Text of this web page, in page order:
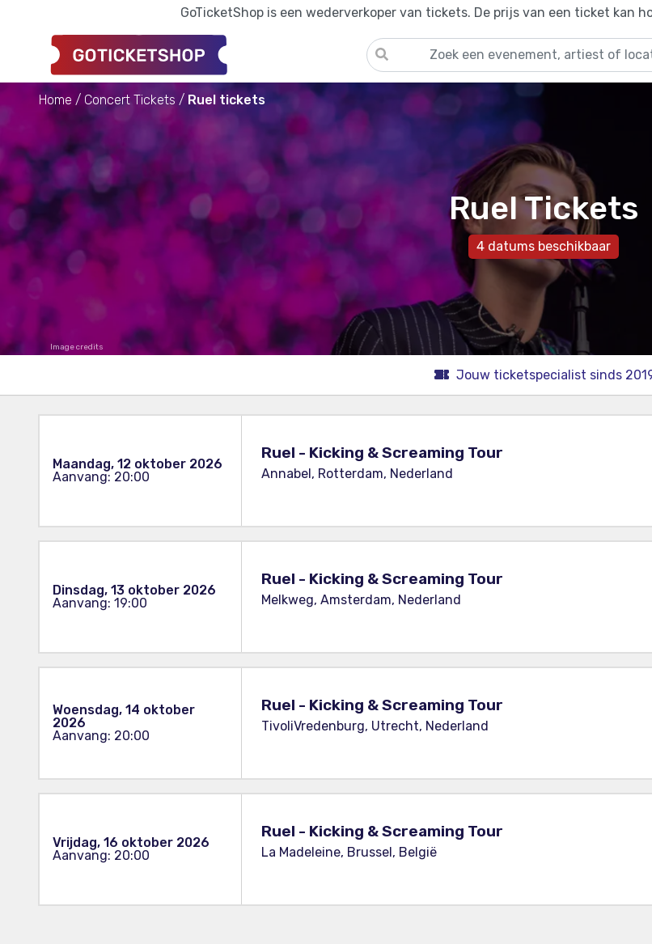
GoTicketShop is een wederverkoper van tickets. De prijs van een ticket kan
Home Concert Tickets Ruel tickets
Ruel Tickets
4 datums beschikbaar
Image credits
Jouw ticketspecialist sinds
Maandag, 12 oktober 2026
Aanvang: 20:00
Ruel - Kicking & Screaming Tour
Annabel, Rotterdam, Nederland
Dinsdag, 13 oktober 2026
Aanvang: 19:00
Ruel - Kicking & Screaming Tour
Melkweg, Amsterdam, Nederland
Woensdag, 14 oktober
2026
Aanvang: 20:00
Ruel - Kicking & Screaming Tour
TivoliVredenburg, Utrecht, Nederland
Vrijdag, 16 oktober 2026
Aanvang: 20:00
Ruel - Kicking & Screaming Tour
La Madeleine, Brussel, België